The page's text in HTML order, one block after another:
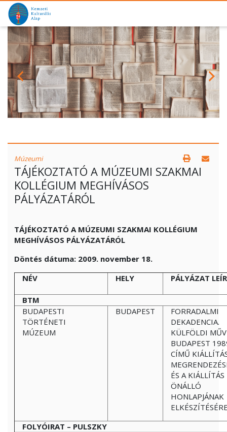
Múzeumi
TÁJÉKOZTATÓ A MÚZEUMI SZAKMAI
KOLLÉGIUM MEGHÍVÁSOS
PÁLYÁZATÁRÓL
TÁJÉKOZTATÓ A MÚZEUMI SZAKMAI KOLLÉGIUM
MEGHÍVÁSOS PÁLYÁZATÁRÓL
Döntés dátuma: 2009. november 18.
NÉV
HELY PÁLYÁZAT
BTM
BUDAPESTI
TÖRTÉNETI
MÚZEUM
BUDAPEST
FORRADALMI
DEKADENCIA.
KÜLFÖLDI
BUDAPEST
CÍMŰ
ÉS A KIÁLLÍTÁS
ÖNÁLLÓ
HONLAPJÁNAK
FOLYÓIRAT – PULSZKY